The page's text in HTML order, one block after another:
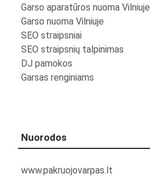
Garso aparatūros nuoma Vilniuje
Garso nuoma Vilniuje
SEO straipsniai
SEO straipsnių talpinimas
DJ pamokos
Garsas renginiams
Nuorodos
www.pakruojovarpas.lt